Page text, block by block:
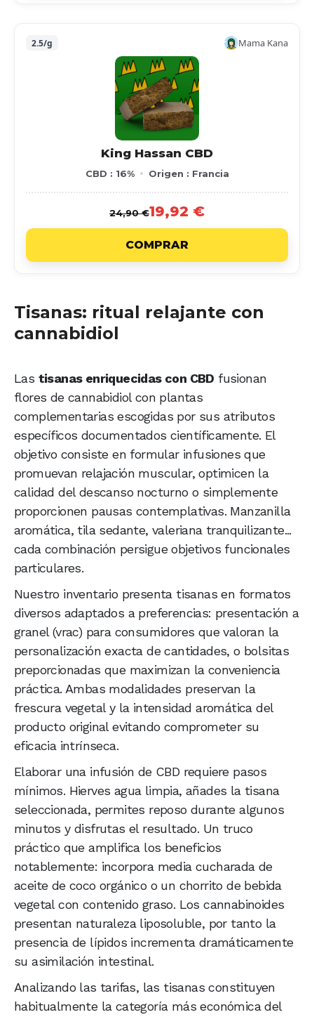
2.5/g Mama Kana
King Hassan CBD
CBD : 16% Origen : Francia
24,90 €19,92 €
COMPRAR
Tisanas: ritual relajante con
cannabidiol
Las tisanas enriquecidas con CBD fusionan
flores de cannabidiol con plantas
complementarias escogidas por sus atributos
específicos documentados científicamente. El
objetivo consiste en formular infusiones que
promuevan relajación muscular, optimicen la
calidad del descanso nocturno o simplemente
proporcionen pausas contemplativas. Manzanilla
aromática, tila sedante, valeriana tranquilizante...
cada combinación persigue objetivos funcionales
particulares.
Nuestro inventario presenta tisanas en formatos
diversos adaptados a preferencias: presentación a
granel (vrac) para consumidores que valoran la
personalización exacta de cantidades, o bolsitas
preporcionadas que maximizan la conveniencia
práctica. Ambas modalidades preservan la
frescura vegetal y la intensidad aromática del
producto original evitando comprometer su
eficacia intrínseca.
Elaborar una infusión de CBD requiere pasos
mínimos. Hierves agua limpia, añades la tisana
seleccionada, permites reposo durante algunos
minutos y disfrutas el resultado. Un truco
práctico que amplifica los beneficios
notablemente: incorpora media cucharada de
aceite de coco orgánico o un chorrito de bebida
vegetal con contenido graso. Los cannabinoides
presentan naturaleza liposoluble, por tanto la
presencia de lípidos incrementa dramáticamente
su asimilación intestinal.
Analizando las tarifas, las tisanas constituyen
habitualmente la categoría más económica del